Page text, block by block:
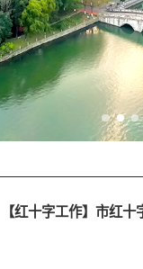
【红十字工作】市红